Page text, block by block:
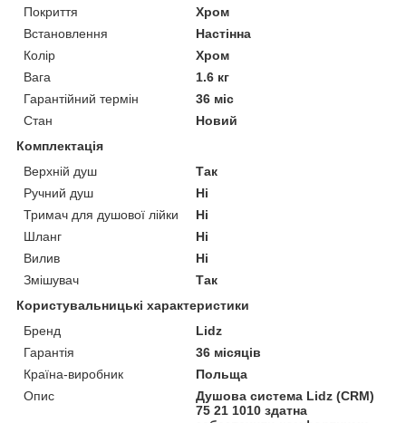
Покриття
Хром
Встановлення
Настінна
Колір
Хром
Вага
1.6 кг
Гарантійний термін
36 міс
Стан
Новий
Комплектація
Верхній душ
Так
Ручний душ
Ні
Тримач для душової лійки
Ні
Шланг
Ні
Вилив
Ні
Змішувач
Так
Користувальницькі характеристики
Бренд
Lidz
Гарантія
36 місяців
Країна-виробник
Польща
Опис
Душова система Lidz (CRM)
75 21 1010 здатна